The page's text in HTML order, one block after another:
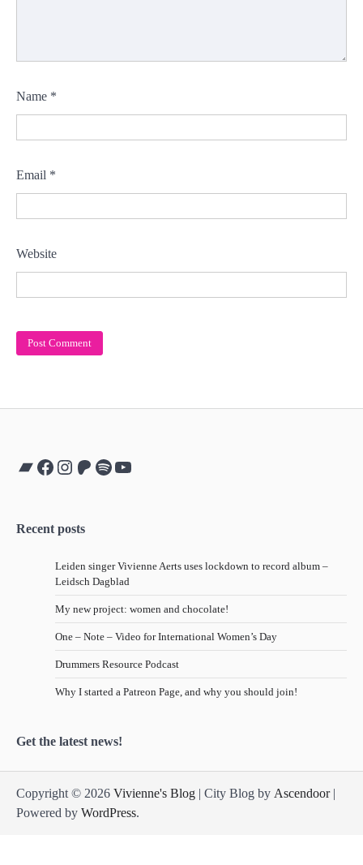
Name *
Email *
Website
Bandcamp
Facebook
Instagram
Patreon
Spotify
YouTube
Recent posts
Leiden singer Vivienne Aerts uses lockdown to record album –
Leidsch Dagblad
My new project: women and chocolate!
One – Note – Video for International Women’s Day
Drummers Resource Podcast
Why I started a Patreon Page, and why you should join!
Get the latest news!
Copyright © 2026 Vivienne's Blog | City Blog by Ascendoor|
Powered by WordPress.